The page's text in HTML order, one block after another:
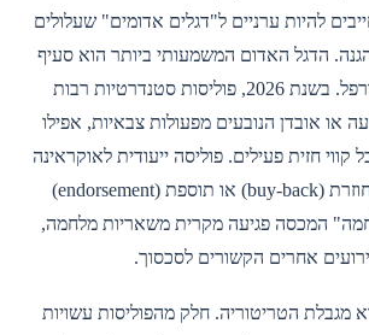
להיות ערניים ל"דגלים אדומים" שעלולים
הדגל האדום המשמעותי ביותר הוא סעיף
"חריגת מלחמה" מעורפל. בשנת 2026, פוליסות סטנדרטיות רבות
או אובדן הנובעים מפעולות צבאיות, אפילו
קווי חזית פעילים. פוליסה ייעודית לאוקראינה
חייבת לכלול רכישה חוזרת (buy-back) או תוספת (endorsement)
המכסה פגיעה מקרית משאריות מלחמה,
אחרים הקשורים לסכסוך.
מגבלת הטריטוריה. חלק מהפוליסות עשויות